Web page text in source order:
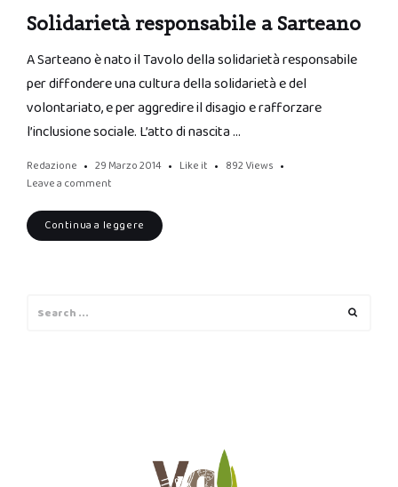
Solidarietà responsabile a Sarteano
A Sarteano è nato il Tavolo della solidarietà responsabile
per diffondere una cultura della solidarietà e del
volontariato, e per aggredire il disagio e rafforzare
l’inclusione sociale. L’atto di nascita …
Redazione 29 Marzo 2014 Like it 892 Views
Leave a comment
Continua a leggere
for: